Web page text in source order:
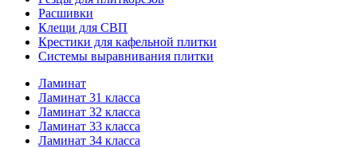
Расшивки
Клещи для СВП
Крестики для кафельной плитки
Системы выравнивания плитки
Ламинат
Ламинат 31 класса
Ламинат 32 класса
Ламинат 33 класса
Ламинат 34 класса